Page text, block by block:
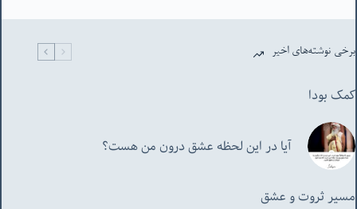
برخی نوشته‌های اخیر
کمک بودا
آیا در این لحظه عشق درون من هست؟
مسیر ثروت و عشق